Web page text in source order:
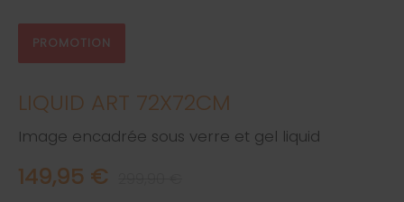
PROMOTION
LIQUID ART 72X72CM
Image encadrée sous verre et gel liquid
149,95 €